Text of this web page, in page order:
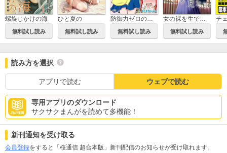
螺旋じかけの海
無料試し読み
ひと夏の
無料試し読み
防御力ゼロの嫁【同人版】
無料試し読み
女の裸を生で見たい
無料試し読み
読み方を選択
アプリで読む ウェブで読む
専用アプリのダウンロード
サクサクまんがを読めて多機能！
新刊通知を受け取る
会員登録をすると「桜通信 超合本版」新刊配信のお知らせが受け取れます。